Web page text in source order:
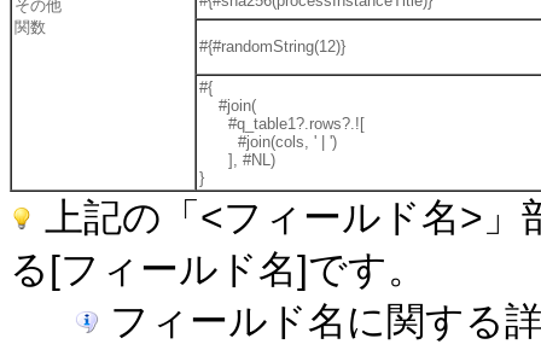
その他
関数
#{#randomString(12)}
#{
#join(
#q_table1?.rows?.![
#join(cols, ' | ')
], #NL)
}
上記の「<フィールド名>
る[フィールド名]です。
フィールド名に関する